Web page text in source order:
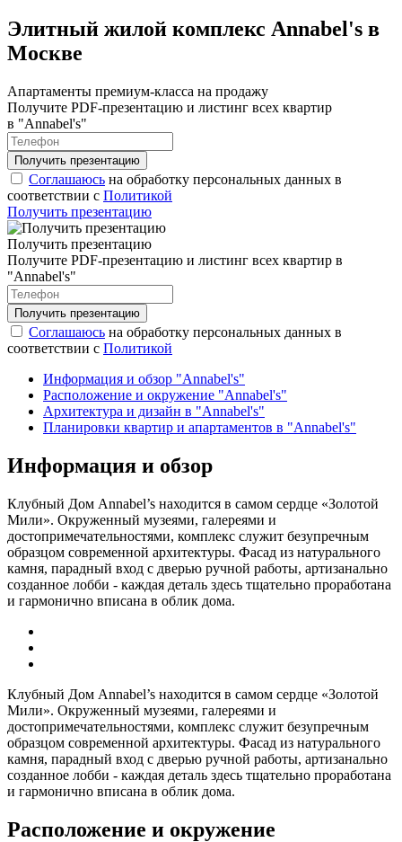
Элитный жилой комплекс Annabel's в
Москве
Апартаменты премиум-класса на продажу
Получите PDF-презентацию и листинг всех квартир
в "Annabel's"
Соглашаюсь на обработку персональных данных в
соответствии с Политикой
Получить презентацию
Получить презентацию
Получите PDF-презентацию и листинг всех квартир в
"Annabel's"
Соглашаюсь на обработку персональных данных в
соответствии с Политикой
Информация и обзор "Annabel's"
Расположение и окружение "Annabel's"
Архитектура и дизайн в "Annabel's"
Планировки квартир и апартаментов в "Annabel's"
Информация и обзор
Клубный Дом Annabel’s находится в самом сердце «Золотой
Мили». Окруженный музеями, галереями и
достопримечательностями, комплекс служит безупречным
образцом современной архитектуры. Фасад из натурального
камня, парадный вход с дверью ручной работы, артизанально
созданное лобби - каждая деталь здесь тщательно проработана
и гармонично вписана в облик дома.
Клубный Дом Annabel’s находится в самом сердце «Золотой
Мили». Окруженный музеями, галереями и
достопримечательностями, комплекс служит безупречным
образцом современной архитектуры. Фасад из натурального
камня, парадный вход с дверью ручной работы, артизанально
созданное лобби - каждая деталь здесь тщательно проработана
и гармонично вписана в облик дома.
Расположение и окружение